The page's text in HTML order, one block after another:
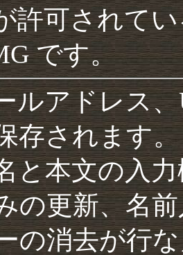
許可されて
です。
ルアドレス
存されます。
と本文の入
の更新、名
の消去が行